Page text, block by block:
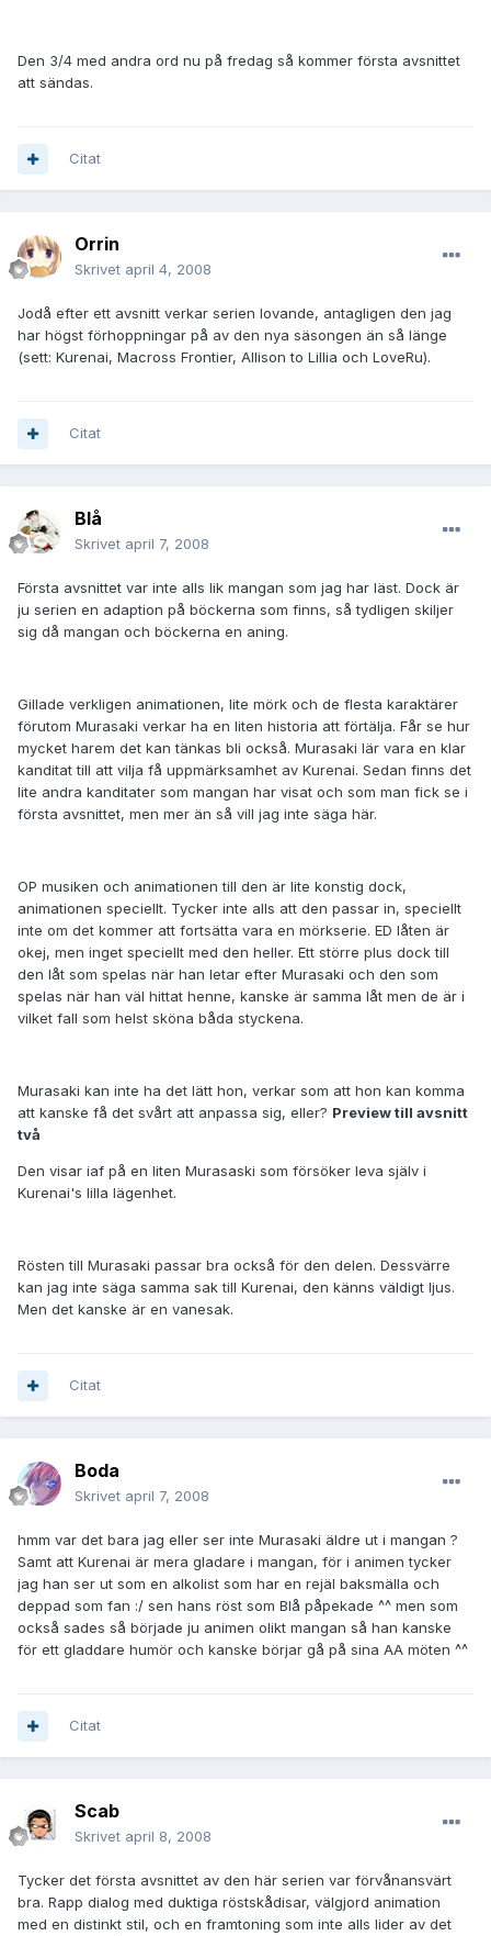
Den 3/4 med andra ord nu på fredag så kommer första avsnittet
att sändas.
Citat
Orrin
Skrivet april 4, 2008
Jodå efter ett avsnitt verkar serien lovande, antagligen den jag
har högst förhoppningar på av den nya säsongen än så länge
(sett: Kurenai, Macross Frontier, Allison to Lillia och LoveRu).
Citat
Blå
Skrivet april 7, 2008
Första avsnittet var inte alls lik mangan som jag har läst. Dock är
ju serien en adaption på böckerna som finns, så tydligen skiljer
sig då mangan och böckerna en aning.
Gillade verkligen animationen, lite mörk och de flesta karaktärer
förutom Murasaki verkar ha en liten historia att förtälja. Får se hur
mycket harem det kan tänkas bli också. Murasaki lär vara en klar
kanditat till att vilja få uppmärksamhet av Kurenai. Sedan finns det
lite andra kanditater som mangan har visat och som man fick se i
första avsnittet, men mer än så vill jag inte säga här.
OP musiken och animationen till den är lite konstig dock,
animationen speciellt. Tycker inte alls att den passar in, speciellt
inte om det kommer att fortsätta vara en mörkserie. ED låten är
okej, men inget speciellt med den heller. Ett större plus dock till
den låt som spelas när han letar efter Murasaki och den som
spelas när han väl hittat henne, kanske är samma låt men de är i
vilket fall som helst sköna båda styckena.
Murasaki kan inte ha det lätt hon, verkar som att hon kan komma
att kanske få det svårt att anpassa sig, eller? Preview till avsnitt
två
Den visar iaf på en liten Murasaski som försöker leva själv i
Kurenai's lilla lägenhet.
Rösten till Murasaki passar bra också för den delen. Dessvärre
kan jag inte säga samma sak till Kurenai, den känns väldigt ljus.
Men det kanske är en vanesak.
Citat
Boda
Skrivet april 7, 2008
hmm var det bara jag eller ser inte Murasaki äldre ut i mangan ?
Samt att Kurenai är mera gladare i mangan, för i animen tycker
jag han ser ut som en alkolist som har en rejäl baksmälla och
deppad som fan :/ sen hans röst som Blå påpekade ^^ men som
också sades så började ju animen olikt mangan så han kanske
för ett gladdare humör och kanske börjar gå på sina AA möten ^^
Citat
Scab
Skrivet april 8, 2008
Tycker det första avsnittet av den här serien var förvånansvärt
bra. Rapp dialog med duktiga röstskådisar, välgjord animation
med en distinkt stil, och en framtoning som inte alls lider av det